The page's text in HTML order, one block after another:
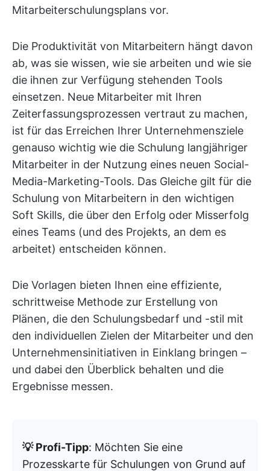
Mitarbeiterschulungsplans vor.
Die Produktivität von Mitarbeitern hängt davon
ab, was sie wissen, wie sie arbeiten und wie sie
die ihnen zur Verfügung stehenden Tools
einsetzen. Neue Mitarbeiter mit Ihren
Zeiterfassungsprozessen vertraut zu machen,
ist für das Erreichen Ihrer Unternehmensziele
genauso wichtig wie die Schulung langjähriger
Mitarbeiter in der Nutzung eines neuen Social-
Media-Marketing-Tools. Das Gleiche gilt für die
Schulung von Mitarbeitern in den wichtigen
Soft Skills, die über den Erfolg oder Misserfolg
eines Teams (und des Projekts, an dem es
arbeitet) entscheiden können.
Die Vorlagen bieten Ihnen eine effiziente,
schrittweise Methode zur Erstellung von
Plänen, die den Schulungsbedarf und -stil mit
den individuellen Zielen der Mitarbeiter und den
Unternehmensinitiativen in Einklang bringen –
und dabei den Überblick behalten und die
Ergebnisse messen.
💡 Profi-Tipp: Möchten Sie eine
Prozesskarte für Schulungen von Grund auf